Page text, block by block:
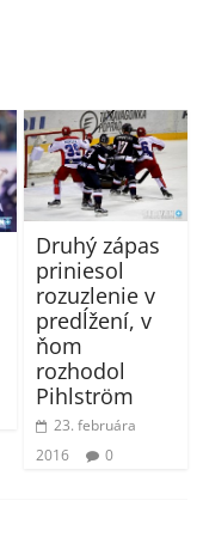
Druhý zápas
priniesol
rozuzlenie v
predĺžení, v
ňom
rozhodol
Pihlström
23. februára
2016
0